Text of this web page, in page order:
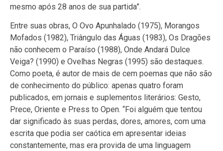
mesmo após 28 anos de sua partida”.
Entre suas obras, O Ovo Apunhalado (1975), Morangos
Mofados (1982), Triângulo das Águas (1983), Os Dragões
não conhecem o Paraíso (1988), Onde Andará Dulce
Veiga? (1990) e Ovelhas Negras (1995) são destaques.
Como poeta, é autor de mais de cem poemas que não são
de conhecimento do público: apenas quatro foram
publicados, em jornais e suplementos literários: Gesto,
Prece, Oriente e Press to Open. “Foi alguém que tentou
dar significado às suas perdas, dores, amores, com uma
escrita que podia ser caótica em apresentar ideias
constantemente, mas era provida de uma linguagem